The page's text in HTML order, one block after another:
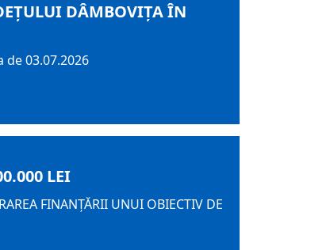
DÂMBOVIȚA ÎN
03.07.2026
LEI
FINANȚĂRII UNUI OBIECTIV DE